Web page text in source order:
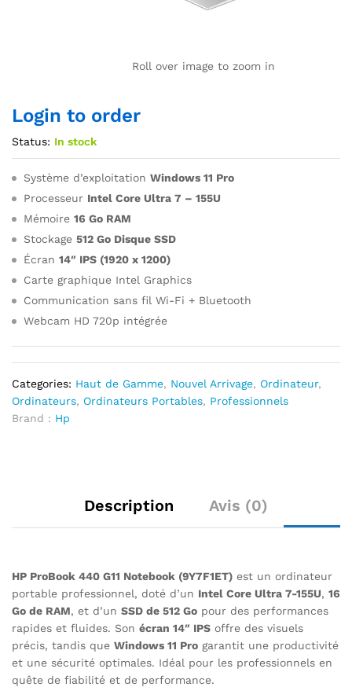
Roll over image to zoom in
Login to order
Status: In stock
Système d’exploitation Windows 11 Pro
Processeur Intel Core Ultra 7 – 155U
Mémoire 16 Go RAM
Stockage 512 Go Disque SSD
Écran 14″ IPS (1920 x 1200)
Carte graphique Intel Graphics
Communication sans fil Wi-Fi + Bluetooth
Webcam HD 720p intégrée
Categories: Haut de Gamme, Nouvel Arrivage, Ordinateur,
Ordinateurs, Ordinateurs Portables, Professionnels
Brand : Hp
Description Avis (0)
HP ProBook 440 G11 Notebook (9Y7F1ET) est un ordinateur
portable professionnel, doté d’un Intel Core Ultra 7-155U, 16
Go de RAM, et d’un SSD de 512 Go pour des performances
rapides et fluides. Son écran 14″ IPS offre des visuels
précis, tandis que Windows 11 Pro garantit une productivité
et une sécurité optimales. Idéal pour les professionnels en
quête de fiabilité et de performance.